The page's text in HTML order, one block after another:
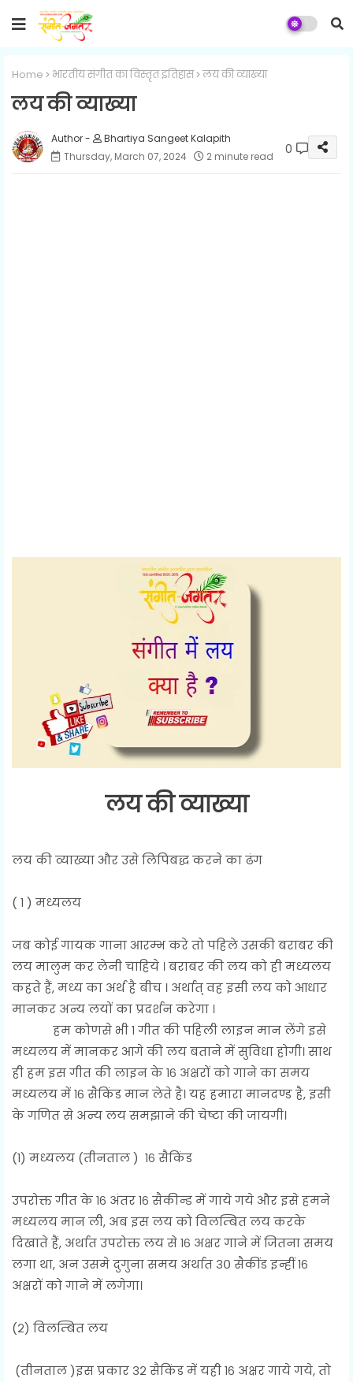
Home भारतीय संगीत का विस्तृत इतिहास लय की व्याख्या
लय की व्याख्या
Bhartiya Sangeet Kalapith
Thursday, March 07, 2024
2 minute read 0
लय की व्याख्या
लय की व्याख्या और उसे लिपिबद्ध करने का ढंग
( १ ) मध्यलय
जब कोई गायक गाना आरम्भ करे तो पहिले उसकी बराबर की
लय मालुम कर लेनी चाहिये । बराबर की लय को ही मध्यलय
कहते हैं, मध्य का अर्थ है बीच । अर्थात् वह इसी लय को आधार
मानकर अन्य लयों का प्रदर्शन करेगा ।
हम कोणसे भी १ गीत की पहिली लाइन मान लेंगे इसे
मध्यलय में मानकर आगे की लय बताने में सुविधा होगी। साथ
ही हम इस गीत की लाइन के १६ अक्षरों को गाने का समय
मध्यलय में १६ सैकिंड मान लेते है। यह हमारा मानदण्ड है, इसी
के गणित से अन्य लय समझाने की चेष्टा की जायगी।
(१) मध्यलय (तीनताल ) १६ सैकिंड
उपरोक्त गीत के १६ अंतर १६ सैकीन्ड में गाये गये और इसे हमने
मध्यलय मान ली, अब इस लय को विलम्बित लय करके
दिखाते हैं, अर्थात उपरोक्त लय से १६ अक्षर गाने में जितना समय
लगा था, अन उसमे दुगुना समय अर्थात ३० सैकींड इन्हीं १६
अक्षरों को गाने में लगेगा।
(२) विलम्बित लय
(तीनताल )इस प्रकार ३२ सैकिंड में यही १६ अक्षर गाये गये, तो